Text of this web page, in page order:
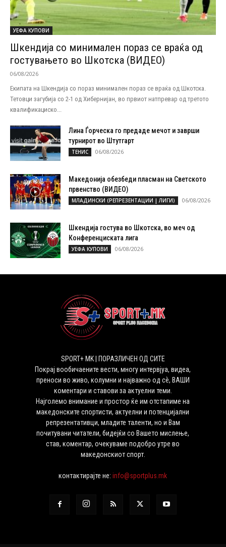
УЕФА КУПОВИ
Шкендија со минимален пораз се враќа од
гостувањето во Шкотска (ВИДЕО)
06/08/2026
Екипата на Шкендија со пораз минимален пораз се враќа од Шкотска.
Тетовци загубија со 2-1 од Хибернијан, во првиот натпревар од третото
квалификациско...
Лина Ѓорческа го предаде мечот и заврши
турнирот во Штутгарт
ТЕНИС 06/08/2026
Македонија обезбеди пласман на Светското
првенство (ВИДЕО)
МЛАДИНСКИ (РЕПРЕЗЕНТАЦИИ | ЛИГИ) 06/08/2026
Шкендија гостува во Шкотска, во меч од
Конференциската лига
УЕФА КУПОВИ 06/08/2026
SPORT+ MK | ПОРАЗЛИЧЕН ОД СИТЕ
Покрај вообичаените вести, многу интервјуа, видеа,
преноси во живо, колумни и најважно од сѐ, ВАШИ
коментари и ставови за актуелни теми.
Најголемо внимание и простор ќе им отстапиме на
македонските спортисти, актуелни и потенцијални
репрезентативци, младите таленти, но и Вам
почитувани читатели, бидејќи со Вашето мислење,
став, коментар, очекуваме подобро утре во
македонскиот спорт.
контактирајте не:info@sportplus.mk